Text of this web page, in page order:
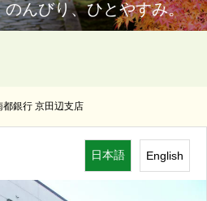
んびり、ひとやすみ。
都銀行 京田辺支店
日本語 English